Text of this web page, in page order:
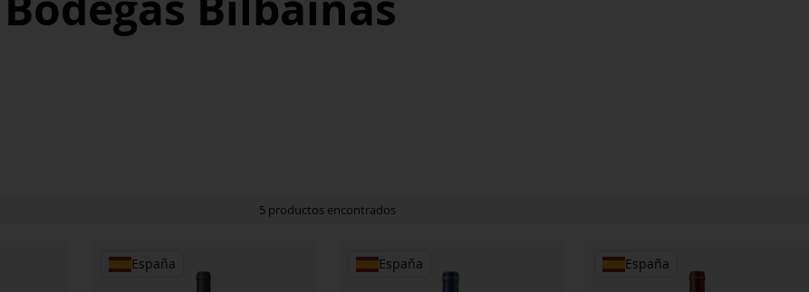
5 productos encontrados
España España España